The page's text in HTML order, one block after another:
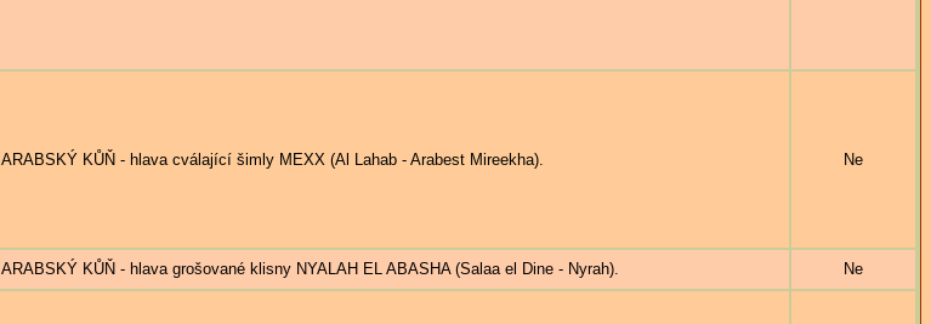
ARABSKÝ KŮŇ - hlava cválající šimly MEXX (Al Lahab - Arabest Mireekha). Ne
ARABSKÝ KŮŇ - hlava grošované klisny NYALAH EL ABASHA (Salaa el Dine - Nyrah). Ne